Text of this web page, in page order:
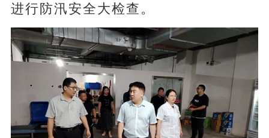
进行防汛安全大检查。